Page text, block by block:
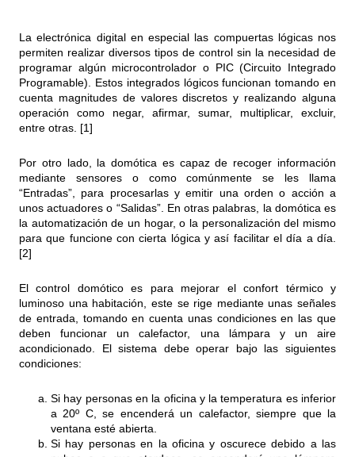
La electrónica digital en especial las compuertas lógicas nos
permiten realizar diversos tipos de control sin la necesidad de
programar algún microcontrolador o PIC (Circuito Integrado
Programable). Estos integrados lógicos funcionan tomando en
cuenta magnitudes de valores discretos y realizando alguna
operación como negar, afirmar, sumar, multiplicar, excluir,
entre otras. [1]
Por otro lado, la domótica es capaz de recoger información
mediante sensores o como comúnmente se les llama
“Entradas”, para procesarlas y emitir una orden o acción a
unos actuadores o “Salidas”. En otras palabras, la domótica es
la automatización de un hogar, o la personalización del mismo
para que funcione con cierta lógica y así facilitar el día a día.
[2]
El control domótico es para mejorar el confort térmico y
luminoso una habitación, este se rige mediante unas señales
de entrada, tomando en cuenta unas condiciones en las que
deben funcionar un calefactor, una lámpara y un aire
acondicionado. El sistema debe operar bajo las siguientes
condiciones:
Si hay personas en la oficina y la temperatura es inferior
a 20º C, se encenderá un calefactor, siempre que la
ventana esté abierta.
Si hay personas en la oficina y oscurece debido a las